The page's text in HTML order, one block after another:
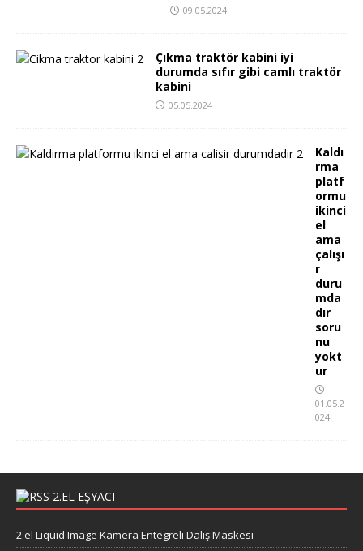
09.05.2024
Çıkma traktör kabini iyi
durumda sıfır gibi camlı traktör
kabini
05.05.2024
Kaldı
rma
platf
ormu
ikinci
el
ama
çalışı
r
duru
mda
dır
soru
nu
yokt
ur
01.05.2
024
2.EL EŞYACI
2.el Liquid Image Kamera Entegreli Dalış Maskesi